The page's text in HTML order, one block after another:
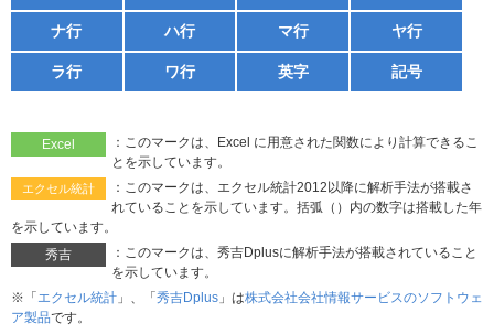
ナ行 ハ行 マ行 ヤ行
ラ行 ワ行 英字 記号
Excel
：このマークは、Excel に用意された関数により計算できるこ
とを示しています。
エクセル統計
：このマークは、エクセル統計2012以降に解析手法が搭載さ
れていることを示しています。括弧（）内の数字は搭載した年
を示しています。
秀吉
：このマークは、秀吉Dplusに解析手法が搭載されていること
を示しています。
※「エクセル統計 」、「秀吉Dplus 」は株式会社会社情報サービスのソフトウェ
ア製品です。